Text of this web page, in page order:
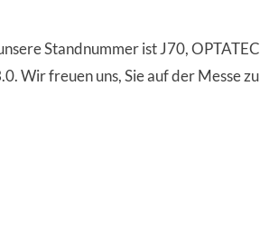
Standnummer ist J70, OPTATEC
Wir freuen uns, Sie auf der Messe zu